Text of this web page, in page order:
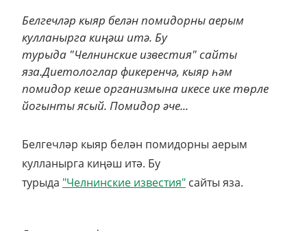
Белгечләр кыяр белән помидорны аерым
кулланырга киңәш итә. Бу
турыда "Челнинские известия" сайты
яза.Диетологлар фикеренчә, кыяр һәм
помидор кеше организмына икесе ике төрле
йогынты ясый. Помидор әче...
Белгечләр кыяр белән помидорны аерым
кулланырга киңәш итә. Бу
турыда "Челнинские известия" сайты яза.